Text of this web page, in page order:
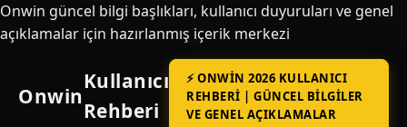
Onwin güncel bilgi başlıkları, kullanıcı duyuruları ve genel
açıklamalar için hazırlanmış içerik merkezi
Onwin
Kullanıcı
Rehberi
⚡ ONWIN 2026 KULLANICI
REHBERI | GÜNCEL BILGILER
VE GENEL AÇIKLAMALAR